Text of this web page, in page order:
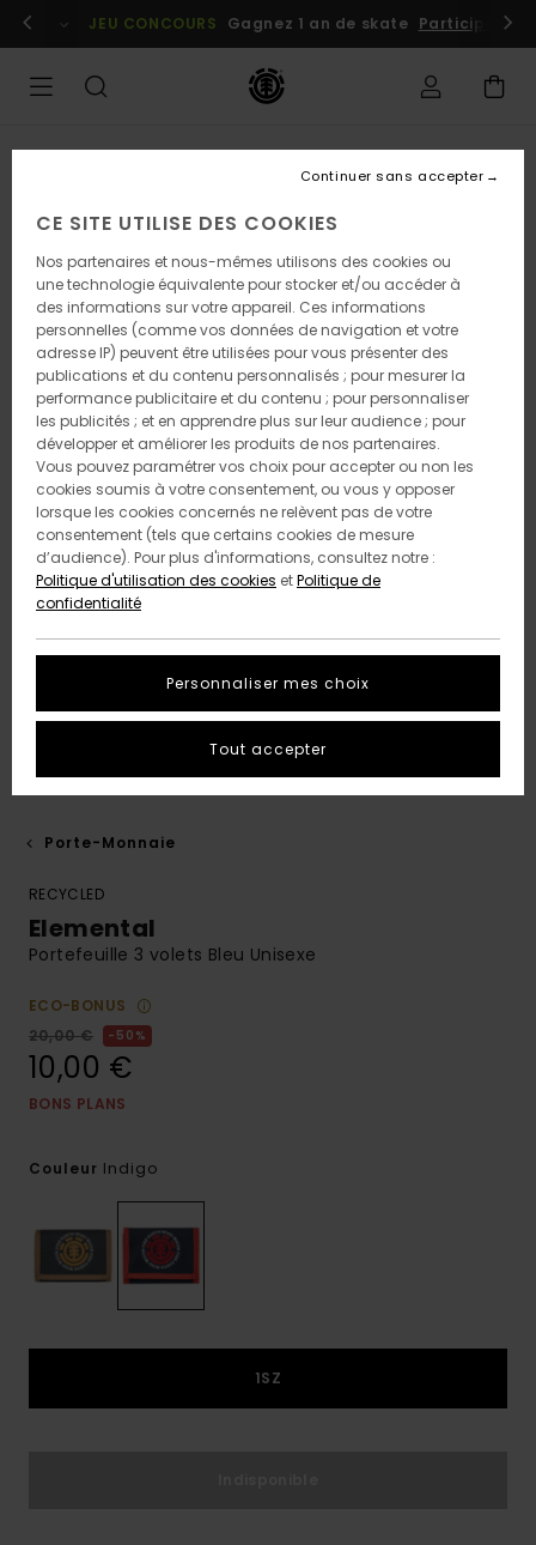
l'information
Se connecter / s'inscrire
JEU CONCOURS Gagnez 1 an de skate Participez
Porte-Monnaie
RECYCLED
Elemental
Portefeuille 3 volets Bleu Unisexe
ECO-BONUS
20,00 €
50%
10,00 €
BONS PLANS
Couleur Indigo
1SZ
CE SITE UTILISE DES COOKIES
Nos partenaires et nous-mêmes utilisons des cookies ou
une technologie équivalente pour stocker et/ou accéder à
des informations sur votre appareil. Ces informations
personnelles (comme vos données de navigation et votre
adresse IP) peuvent être utilisées pour vous présenter des
publications et du contenu personnalisés ; pour mesurer la
performance publicitaire et du contenu ; pour personnaliser
les publicités ; et en apprendre plus sur leur audience ; pour
développer et améliorer les produits de nos partenaires.
Vous pouvez paramétrer vos choix pour accepter ou non les
cookies soumis à votre consentement, ou vous y opposer
lorsque les cookies concernés ne relèvent pas de votre
consentement (tels que certains cookies de mesure
d’audience). Pour plus d'informations, consultez notre :
Politique d'utilisation des cookies etPolitique de
confidentialité
Personnaliser mes choix
Continuer sans accepter
Tout accepter